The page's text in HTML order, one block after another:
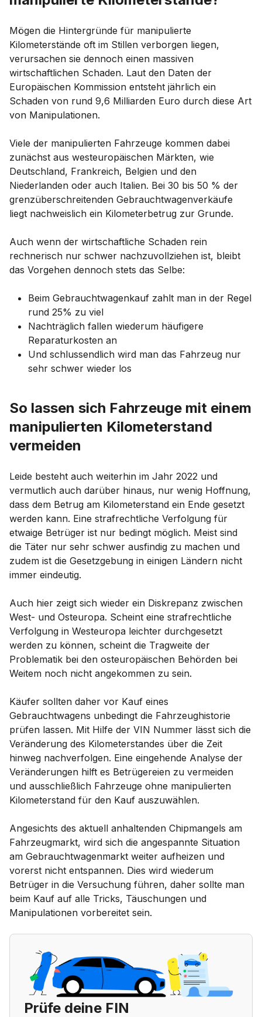
Mögen die Hintergründe für manipulierte
Kilometerstände oft im Stillen verborgen liegen,
verursachen sie dennoch einen massiven
wirtschaftlichen Schaden. Laut den Daten der
Europäischen Kommission entsteht jährlich ein
Schaden von rund 9,6 Milliarden Euro durch diese Art
von Manipulationen.
Viele der manipulierten Fahrzeuge kommen dabei
zunächst aus westeuropäischen Märkten, wie
Deutschland, Frankreich, Belgien und den
Niederlanden oder auch Italien. Bei 30 bis 50 % der
grenzüberschreitenden Gebrauchtwagenverkäufe
liegt nachweislich ein Kilometerbetrug zur Grunde.
Auch wenn der wirtschaftliche Schaden rein
rechnerisch nur schwer nachzuvollziehen ist, bleibt
das Vorgehen dennoch stets das Selbe:
Beim Gebrauchtwagenkauf zahlt man in der Regel
rund 25% zu viel
Nachträglich fallen wiederum häufigere
Reparaturkosten an
Und schlussendlich wird man das Fahrzeug nur
sehr schwer wieder los
So lassen sich Fahrzeuge mit einem
manipulierten Kilometerstand
vermeiden
Leide besteht auch weiterhin im Jahr 2022 und
vermutlich auch darüber hinaus, nur wenig Hoffnung,
dass dem Betrug am Kilometerstand ein Ende gesetzt
werden kann. Eine strafrechtliche Verfolgung für
etwaige Betrüger ist nur bedingt möglich. Meist sind
die Täter nur sehr schwer ausfindig zu machen und
zudem ist die Gesetzgebung in einigen Ländern nicht
immer eindeutig.
Auch hier zeigt sich wieder ein Diskrepanz zwischen
West- und Osteuropa. Scheint eine strafrechtliche
Verfolgung in Westeuropa leichter durchgesetzt
werden zu können, scheint die Tragweite der
Problematik bei den osteuropäischen Behörden bei
Weitem noch nicht angekommen zu sein.
Käufer sollten daher vor Kauf eines
Gebrauchtwagens unbedingt die Fahrzeughistorie
prüfen lassen. Mit Hilfe der VIN Nummer lässt sich die
Veränderung des Kilometerstandes über die Zeit
hinweg nachverfolgen. Eine eingehende Analyse der
Veränderungen hilft es Betrügereien zu vermeiden
und ausschließlich Fahrzeuge ohne manipulierten
Kilometerstand für den Kauf auszuwählen.
Angesichts des aktuell anhaltenden Chipmangels am
Fahrzeugmarkt, wird sich die angespannte Situation
am Gebrauchtwagenmarkt weiter aufheizen und
vorerst nicht entspannen. Dies wird wiederum
Betrüger in die Versuchung führen, daher sollte man
beim Kauf auf alle Tricks, Täuschungen und
Manipulationen vorbereitet sein.
Prüfe deine FIN